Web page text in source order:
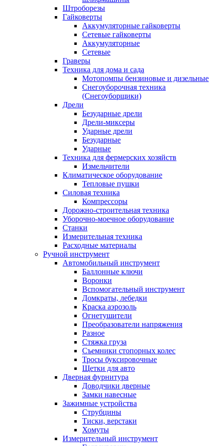
Штроборезы
Гайковерты
Аккумуляторные гайковерты
Сетевые гайковерты
Аккумуляторные
Сетевые
Граверы
Техника для дома и сада
Мотопомпы бензиновые и дизельные
Снегоуборочная техника
(Снегоуборщики)
Дрели
Безударные дрели
Дрели-миксеры
Ударные дрели
Безударные
Ударные
Техника для фермерских хозяйств
Измельчители
Климатическое оборудование
Тепловые пушки
Силовая техника
Компрессоры
Дорожно-строительная техника
Уборочно-моечное оборудование
Станки
Измерительная техника
Расходные материалы
Ручной инструмент
Автомобильный инструмент
Баллонные ключи
Воронки
Вспомогательный инструмент
Домкраты, лебедки
Краска аэрозоль
Огнетушители
Преобразователи напряжения
Разное
Стяжка груза
Съемники стопорных колес
Тросы буксировочные
Щетки для авто
Дверная фурнитура
Доводчики дверные
Замки навесные
Зажимные устройства
Струбцины
Тиски, верстаки
Хомуты
Измерительный инструмент